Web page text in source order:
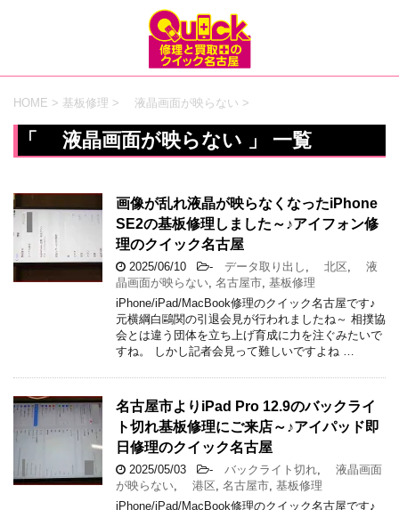
HOME > 基板修理 > 液晶画面が映らない >
「 液晶画面が映らない 」 一覧
画像が乱れ液晶が映らなくなったiPhone
SE2の基板修理しました～♪アイフォン修
理のクイック名古屋
2025/06/10 - データ取り出し 北区
液
晶画面が映らない 名古屋市 基板修理
iPhone/iPad/MacBook修理のクイック名古屋です♪
元横綱白鷗関の引退会見が行われましたね～ 相撲協
会とは違う団体を立ち上げ育成に力を注ぐみたいで
すね。 しかし記者会見って難しいですよね …
名古屋市よりiPad Pro 12.9のバックライ
ト切れ基板修理にご来店～♪アイパッド即
日修理のクイック名古屋
2025/05/03 - バックライト切れ
液晶画面
が映らない
港区 名古屋市 基板修理
iPhone/iPad/MacBook修理のクイック名古屋です♪